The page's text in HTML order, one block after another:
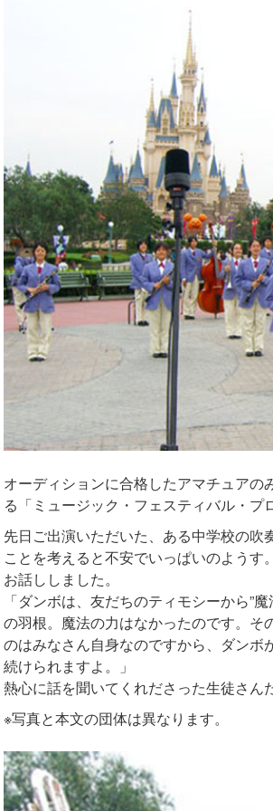
オーディションに合格したアマチュア
る「ミュージック・フェスティバル・プ
先日ご出演いただいた、ある中学校の
ことを考えると不安でいっぱいのよう
お話ししました。
「ダンボは、友だちのティモシーから”
の羽根。魔法の力はなかったのです。
のはみなさん自身なのですから、ダン
続けられますよ。」
熱心に話を聞いてくれださった生徒さん
※写真と本文の団体は異なります。